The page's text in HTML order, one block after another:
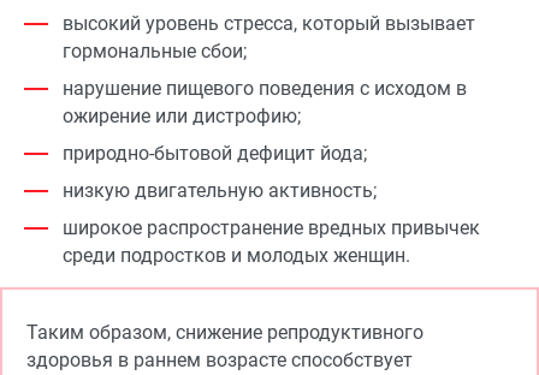
высокий уровень стресса, который вызывает
гормональные сбои;
нарушение пищевого поведения с исходом в
ожирение или дистрофию;
природно-бытовой дефицит йода;
низкую двигательную активность;
широкое распространение вредных привычек
среди подростков и молодых женщин.
Таким образом, снижение репродуктивного
здоровья в раннем возрасте способствует